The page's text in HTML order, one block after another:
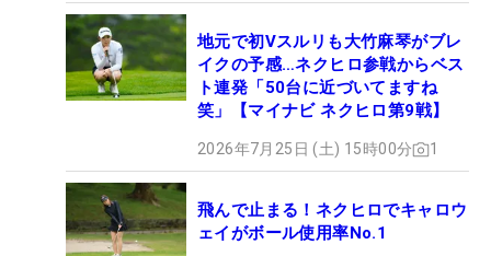
地元で初Vスルリも大竹麻琴がブレ
イクの予感…ネクヒロ参戦からベス
ト連発「50台に近づいてますね
笑」【マイナビ ネクヒロ第9戦】
2026年7月25日 (土) 15時00分 1
飛んで止まる！ネクヒロでキャロウ
ェイがボール使用率No.1